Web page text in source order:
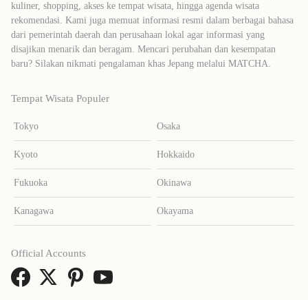
kuliner, shopping, akses ke tempat wisata, hingga agenda wisata
rekomendasi. Kami juga memuat informasi resmi dalam berbagai bahasa
dari pemerintah daerah dan perusahaan lokal agar informasi yang
disajikan menarik dan beragam. Mencari perubahan dan kesempatan
baru? Silakan nikmati pengalaman khas Jepang melalui MATCHA.
Tempat Wisata Populer
Tokyo Osaka
Kyoto Hokkaido
Fukuoka Okinawa
Kanagawa Okayama
Official Accounts